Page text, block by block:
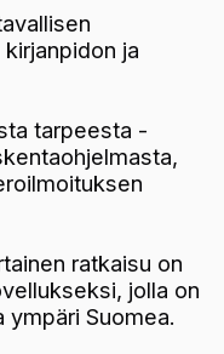
ja
tarpeesta -
ratkaisu on
jolla on
Suomea.